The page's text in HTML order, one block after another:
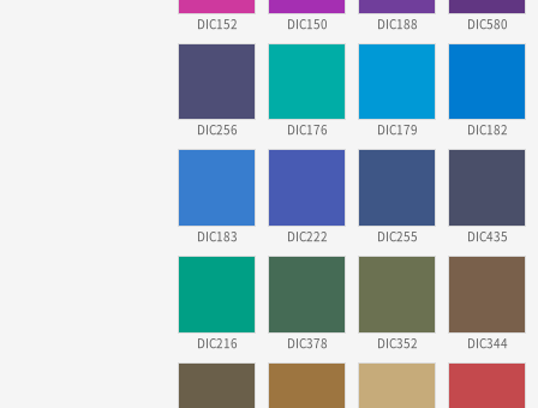
DIC152 DIC150 DIC188 DIC580
DIC256 DIC176 DIC179 DIC182
DIC183 DIC222 DIC255 DIC435
DIC216 DIC378 DIC352 DIC344